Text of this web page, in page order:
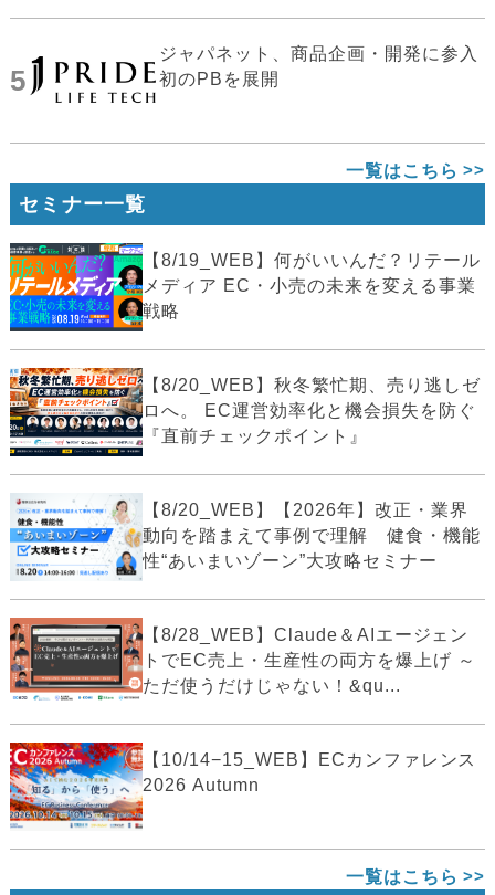
5
ジャパネット、商品企画・開発に参入
初のPBを展開
一覧はこちら
セミナー一覧
【8/19_WEB】何がいいんだ？リテール
メディア EC・小売の未来を変える事業
戦略
【8/20_WEB】秋冬繁忙期、売り逃しゼ
ロへ。 EC運営効率化と機会損失を防ぐ
『直前チェックポイント』
【8/20_WEB】【2026年】改正・業界
動向を踏まえて事例で理解 健食・機能
性“あいまいゾーン”大攻略セミナー
【8/28_WEB】Claude＆AIエージェン
トでEC売上・生産性の両方を爆上げ ～
ただ使うだけじゃない！&qu...
【10/14−15_WEB】ECカンファレンス
2026 Autumn
一覧はこちら